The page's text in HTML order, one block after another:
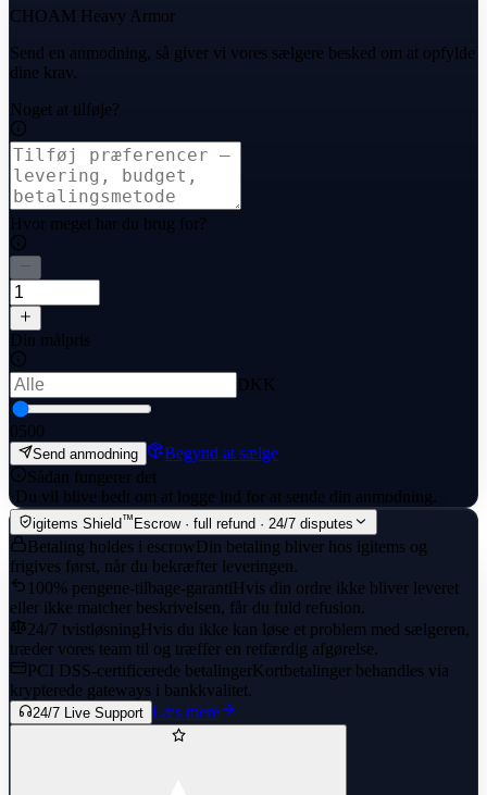
CHOAM Heavy Armor
Send en anmodning, så giver vi vores sælgere besked om at opfylde
dine krav.
Noget at tilføje?
Hvor meget har du brug for?
Din målpris
DKK
0500
Send anmodning
Begynd at sælge
Sådan fungerer det
· Du vil blive bedt om at logge ind for at sende din anmodning.
igitems Shield™ Escrow · full refund · 24/7 disputes
Betaling holdes i escrowDin betaling bliver hos igitems og
frigives først, når du bekræfter leveringen.
100% pengene-tilbage-garantiHvis din ordre ikke bliver leveret
eller ikke matcher beskrivelsen, får du fuld refusion.
24/7 tvistløsningHvis du ikke kan løse et problem med sælgeren,
træder vores team til og træffer en retfærdig afgørelse.
PCI DSS-certificerede betalingerKortbetalinger behandles via
krypterede gateways i bankkvalitet.
24/7 Live Support Læs mere